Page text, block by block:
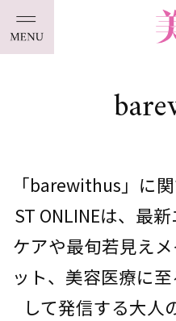
「barewithus」に
ST ONLINEは、最
ケアや最旬若見え
ット、美容医療に
して発信する大人